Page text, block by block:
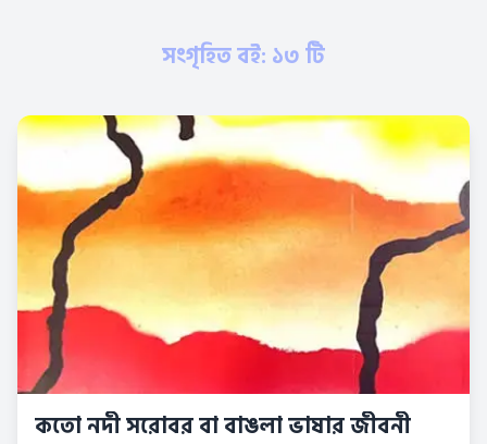
সংগৃহিত বই: ১৩ টি
কতো নদী সরোবর বা বাঙলা ভাষার জীবনী